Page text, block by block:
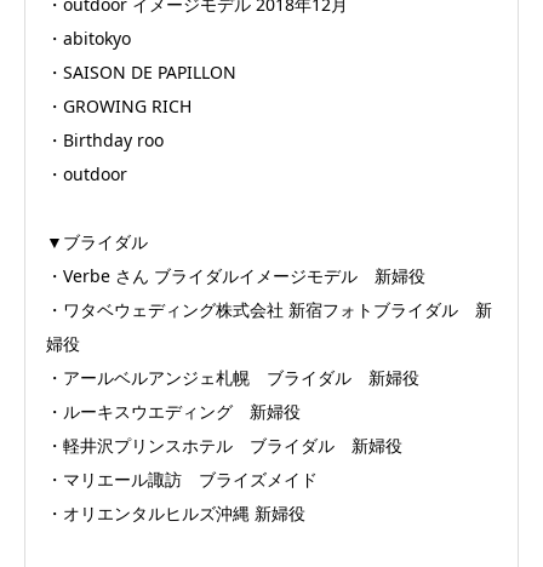
・abitokyo
・SAISON DE PAPILLON
・GROWING RICH
・Birthday roo
・outdoor
▼ブライダル
・Verbe さん ブライダルイメージモデル 新婦役
・ワタベウェディング株式会社 新宿フォトブライダル 新
婦役
・アールベルアンジェ札幌 ブライダル 新婦役
・ルーキスウエディング 新婦役
・軽井沢プリンスホテル ブライダル 新婦役
・マリエール諏訪 ブライズメイド
・オリエンタルヒルズ沖縄 新婦役